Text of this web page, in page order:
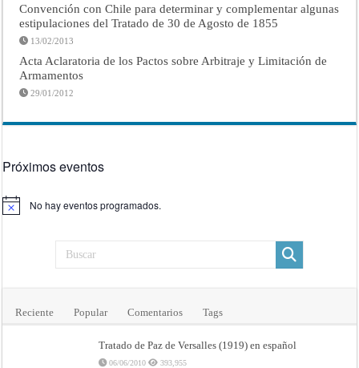
Convención con Chile para determinar y complementar algunas
estipulaciones del Tratado de 30 de Agosto de 1855
13/02/2013
Acta Aclaratoria de los Pactos sobre Arbitraje y Limitación de
Armamentos
29/01/2012
Próximos eventos
Aviso No hay eventos programados.
Reciente Popular Comentarios Tags
Tratado de Paz de Versalles (1919) en español
06/06/2010 393,955